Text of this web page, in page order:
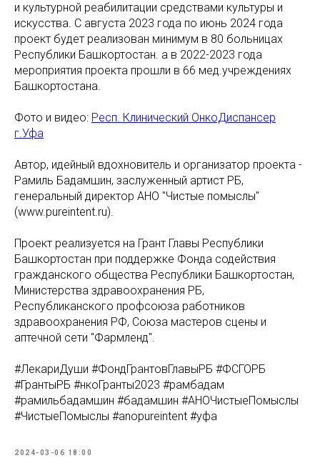
и культурной реабилитации средствами культуры и
искусства. С августа 2023 года по июнь 2024 года
проект будет реализован минимум в 80 больницах
Республики Башкортостан. а в 2022-2023 года
мероприятия проекта прошли в 66 мед.учреждениях
Башкортостана.
Фото и видео: Респ. Клинический ОнкоДиспансер
г.Уфа
Автор, идейный вдохновитель и организатор проекта -
Рамиль Бадамшин, заслуженный артист РБ,
генеральный директор АНО "Чистые помыслы"
(www.pureintent.ru).
Проект реализуется на Грант Главы Республики
Башкортостан при поддержке Фонда содействия
гражданского общества Республики Башкортостан,
Министерства здравоохранения РБ,
Республиканского профсоюза работников
здравоохранения РФ, Союза мастеров сцены и
аптечной сети "Фармленд".
#ЛекариДуши #ФондГрантовГлавыРБ #ФСГОРБ
#ГрантыРБ #нкоГранты2023 #рамбадам
#рамильбадамшин #бадамшин #АНОЧистыеПомыслы
#ЧистыеПомыслы #anopureintent #уфа
2024-03-06 18:00